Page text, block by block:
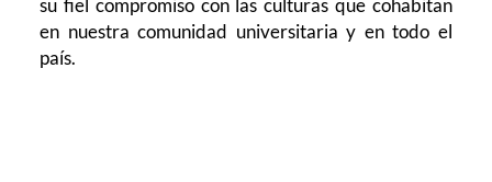
su fiel compromiso con las culturas que cohabitan
en nuestra comunidad universitaria y en todo el
país.